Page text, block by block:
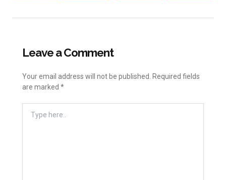
Leave a Comment
Your email address will not be published. Required fields
are marked *
Here..